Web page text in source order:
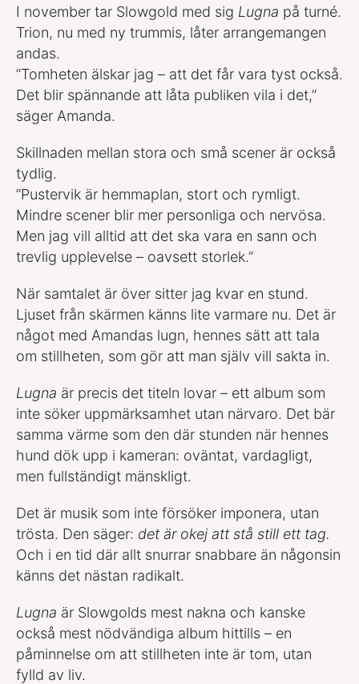
I november tar Slowgold med sig Lugna på turné.
Trion, nu med ny trummis, låter arrangemangen
andas.
”Tomheten älskar jag – att det får vara tyst också.
Det blir spännande att låta publiken vila i det,”
säger Amanda.
Skillnaden mellan stora och små scener är också
tydlig.
”Pustervik är hemmaplan, stort och rymligt.
Mindre scener blir mer personliga och nervösa.
Men jag vill alltid att det ska vara en sann och
trevlig upplevelse – oavsett storlek.”
När samtalet är över sitter jag kvar en stund.
Ljuset från skärmen känns lite varmare nu. Det är
något med Amandas lugn, hennes sätt att tala
om stillheten, som gör att man själv vill sakta in.
Lugna är precis det titeln lovar – ett album som
inte söker uppmärksamhet utan närvaro. Det bär
samma värme som den där stunden när hennes
hund dök upp i kameran: oväntat, vardagligt,
men fullständigt mänskligt.
Det är musik som inte försöker imponera, utan
trösta. Den säger: det är okej att stå still ett tag.
Och i en tid där allt snurrar snabbare än någonsin
känns det nästan radikalt.
Lugna är Slowgolds mest nakna och kanske
också mest nödvändiga album hittills – en
påminnelse om att stillheten inte är tom, utan
fylld av liv.